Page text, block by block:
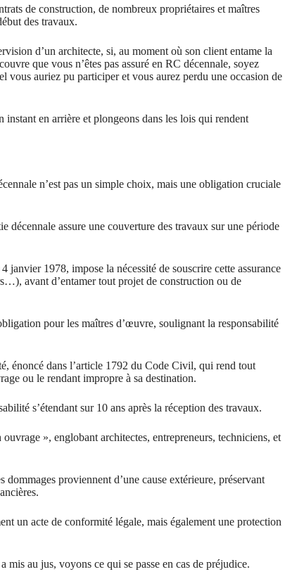
de construction, de nombreux propriétaires et maîtres
des travaux.
d’un architecte, si, au moment où son client entame la
que vous n’êtes pas assuré en RC décennale, soyez
vous auriez pu participer et vous aurez perdu une occasion de
en arrière et plongeons dans les lois qui rendent
n’est pas un simple choix, mais une obligation cruciale
décennale assure une couverture des travaux sur une période
janvier 1978, impose la nécessité de souscrire cette assurance
avant d’entamer tout projet de construction ou de
pour les maîtres d’œuvre, soulignant la responsabilité
énoncé dans l’article 1792 du Code Civil, qui rend tout
ou le rendant impropre à sa destination.
s’étendant sur 10 ans après la réception des travaux.
», englobant architectes, entrepreneurs, techniciens, et
proviennent d’une cause extérieure, préservant
un acte de conformité légale, mais également une protection
mis au jus, voyons ce qui se passe en cas de préjudice.